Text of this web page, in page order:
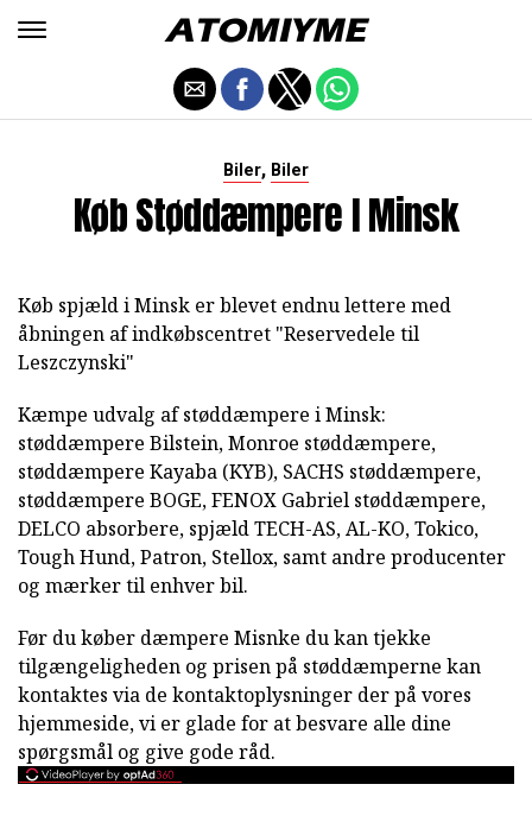
Biler, Biler
Køb Støddæmpere I Minsk
Køb spjæld i Minsk er blevet endnu lettere med
åbningen af indkøbscentret "Reservedele til
Leszczynski"
Kæmpe udvalg af støddæmpere i Minsk:
støddæmpere Bilstein, Monroe støddæmpere,
støddæmpere Kayaba (KYB), SACHS støddæmpere,
støddæmpere BOGE, FENOX Gabriel støddæmpere,
DELCO absorbere, spjæld TECH-AS, AL-KO, Tokico,
Tough Hund, Patron, Stellox, samt andre producenter
og mærker til enhver bil.
Før du køber dæmpere Misnke du kan tjekke
tilgængeligheden og prisen på støddæmperne kan
kontaktes via de kontaktoplysninger der på vores
hjemmeside, vi er glade for at besvare alle dine
spørgsmål og give gode råd.